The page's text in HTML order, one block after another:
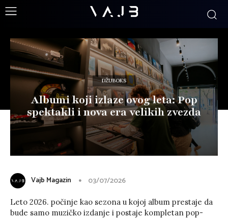
DŽUBOKS
Albumi koji izlaze ovog leta: Pop
spektakli i nova era velikih zvezda
Vajb Magazin 03/07/2026
Leto 2026. počinje kao sezona u kojoj album prestaje da
bude samo muzičko izdanje i postaje kompletan pop-